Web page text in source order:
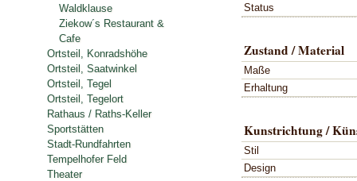
Status
Zustand / Material
Maße
Erhaltung
Kunstrichtung /
Stil
Design
Waldklause
Ziekow´s Restaurant &
Cafe
Ortsteil, Konradshöhe
Ortsteil, Saatwinkel
Ortsteil, Tegel
Ortsteil, Tegelort
Rathaus / Raths-Keller
Sportstätten
Stadt-Rundfahrten
Tempelhofer Feld
Theater